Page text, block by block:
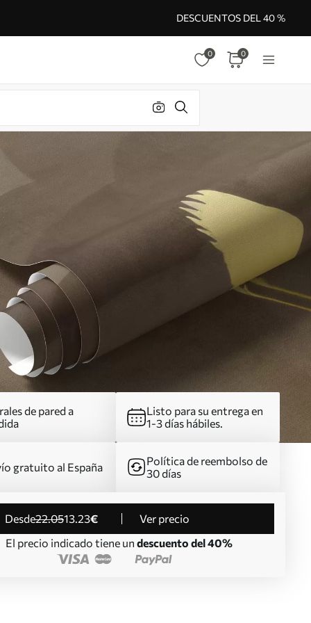
DESCUENTOS DEL 40 %
0 0
de pared a
Listo para su entrega en
1-3 días hábiles.
gratuito al España
Política de reembolso de
30 días
desde22.0513.23€
Ver precio
El precio indicado tiene un descuento del 40%